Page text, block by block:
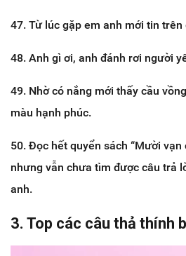
47. Từ lúc gặp em anh mới tin
48. Anh gì ơi, anh đánh rơi người
49. Nhờ có nắng mới thấy cầu
màu hạnh phúc.
50. Đọc hết quyển sách “Mười vạn
nhưng vẫn chưa tìm được câu trả
anh.
3. Top các câu thả thính